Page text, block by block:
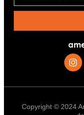
Copyright © 2024